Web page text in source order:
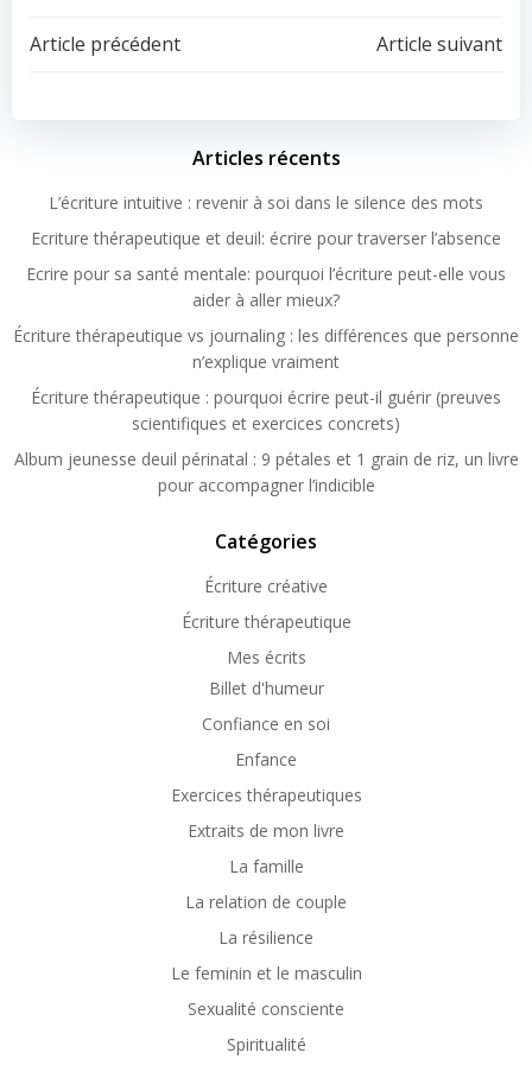
Article précédent Article suivant
Articles récents
L’écriture intuitive : revenir à soi dans le silence des mots
Ecriture thérapeutique et deuil: écrire pour traverser l’absence
Ecrire pour sa santé mentale: pourquoi l’écriture peut-elle vous
aider à aller mieux?
Écriture thérapeutique vs journaling : les différences que personne
n’explique vraiment
Écriture thérapeutique : pourquoi écrire peut-il guérir (preuves
scientifiques et exercices concrets)
Album jeunesse deuil périnatal : 9 pétales et 1 grain de riz, un livre
pour accompagner l’indicible
Catégories
Écriture créative
Écriture thérapeutique
Mes écrits
Billet d'humeur
Confiance en soi
Enfance
Exercices thérapeutiques
Extraits de mon livre
La famille
La relation de couple
La résilience
Le feminin et le masculin
Sexualité consciente
Spiritualité